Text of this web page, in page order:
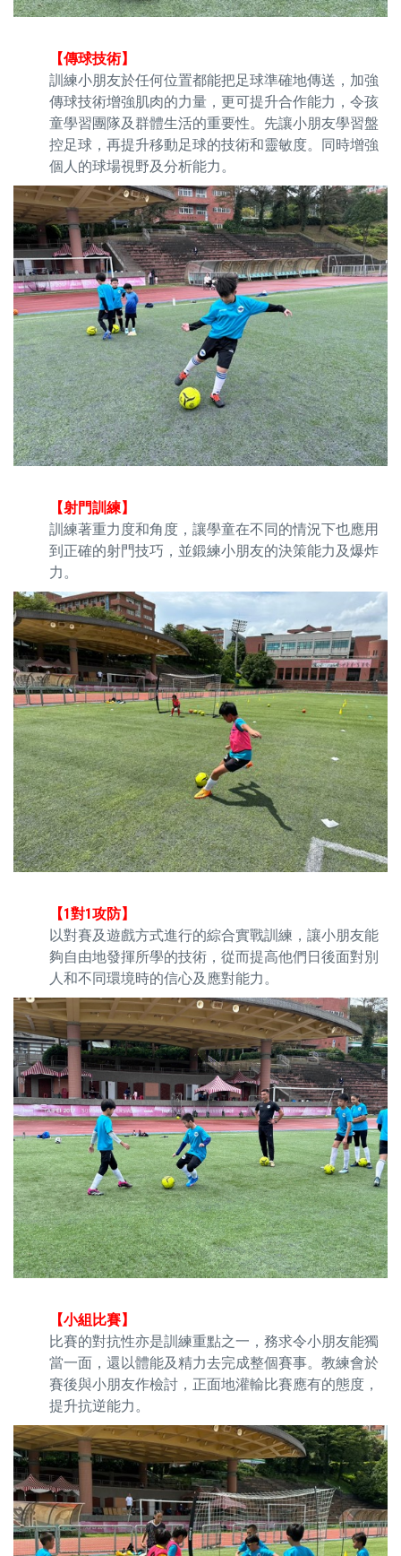
【傳球技術】
訓練小朋友於任何位置都能把足球準確地傳送，加強
傳球技術增強肌肉的力量，更可提升合作能力，令孩
童學習團隊及群體生活的重要性。先讓小朋友學習盤
控足球，再提升移動足球的技術和靈敏度。同時增強
個人的球場視野及分析能力。
【射門訓練】
訓練著重力度和角度，讓學童在不同的情況下也應用
到正確的射門技巧，並鍛練小朋友的決策能力及爆炸
力。
【1對1攻防】
以對賽及遊戲方式進行的綜合實戰訓練，讓小朋友能
夠自由地發揮所學的技術，從而提高他們日後面對別
人和不同環境時的信心及應對能力。
【小組比賽】
比賽的對抗性亦是訓練重點之一，務求令小朋友能獨
當一面，還以體能及精力去完成整個賽事。教練會於
賽後與小朋友作檢討，正面地灌輸比賽應有的態度，
提升抗逆能力。